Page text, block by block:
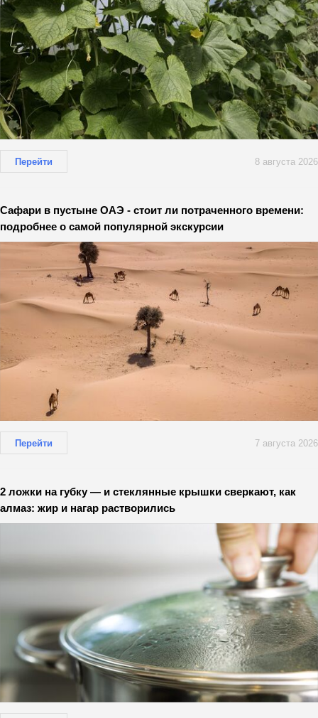
Перейти 8 августа 2026
Сафари в пустыне ОАЭ - стоит ли потраченного времени:
подробнее о самой популярной экскурсии
Перейти 7 августа 2026
2 ложки на губку — и стеклянные крышки сверкают, как
алмаз: жир и нагар растворились